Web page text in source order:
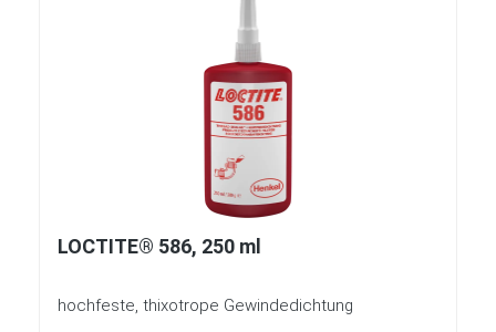
LOCTITE® 586, 250 ml
hochfeste, thixotrope Gewindedichtung